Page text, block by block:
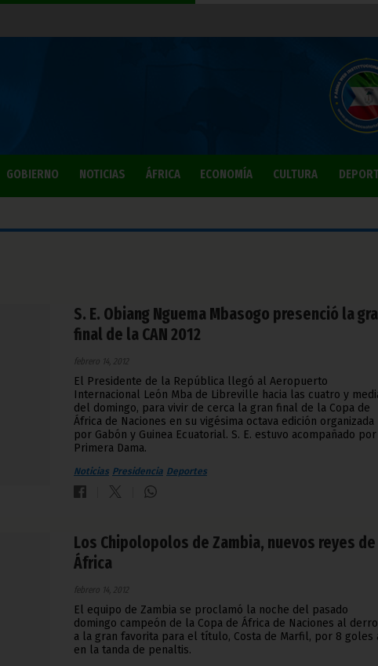
GOBIERNO NOTICIAS ÁFRICA ECONOMÍA CULTURA
S. E. Obiang Nguema Mbasogo presenció la
final de la CAN 2012
febrero 14, 2012
El Presidente de la República llegó al Aeropuerto
Internacional León Mba de Libreville hacia las cuatro y
del domingo, para vivir de cerca la gran final de la Copa de
África de Naciones en su vigésima octava edición organizada
por Gabón y Guinea Ecuatorial. S. E. estuvo acompañado
Primera Dama.
Noticias Presidencia Deportes
Los Chipolopolos de Zambia, nuevos reyes de
África
febrero 14, 2012
El equipo de Zambia se proclamó la noche del pasado
domingo campeón de la Copa de África de Naciones al
a la gran favorita para el título, Costa de Marfil, por 8 goles
en la tanda de penaltis.